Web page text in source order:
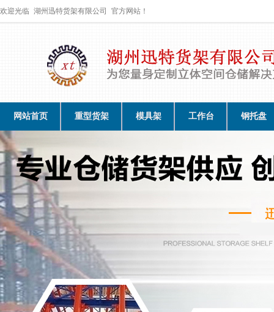
欢迎光临 湖州迅特货架有限公司 官方网站！
网站首页 重型货架 模具架 工作台 钢托盘